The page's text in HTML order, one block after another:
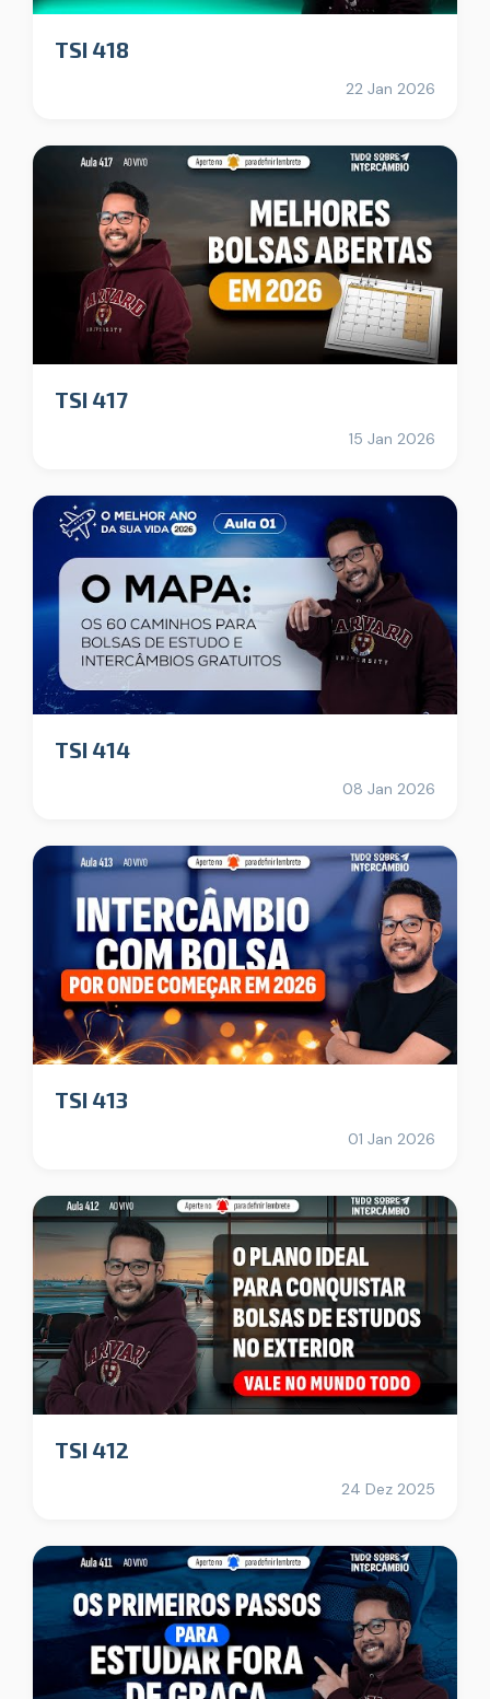
TSI 418
22 Jan 2026
TSI 417
15 Jan 2026
TSI 414
08 Jan 2026
TSI 413
01 Jan 2026
TSI 412
24 Dez 2025